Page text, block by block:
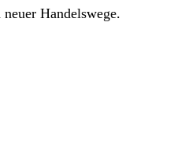
Handelswege.